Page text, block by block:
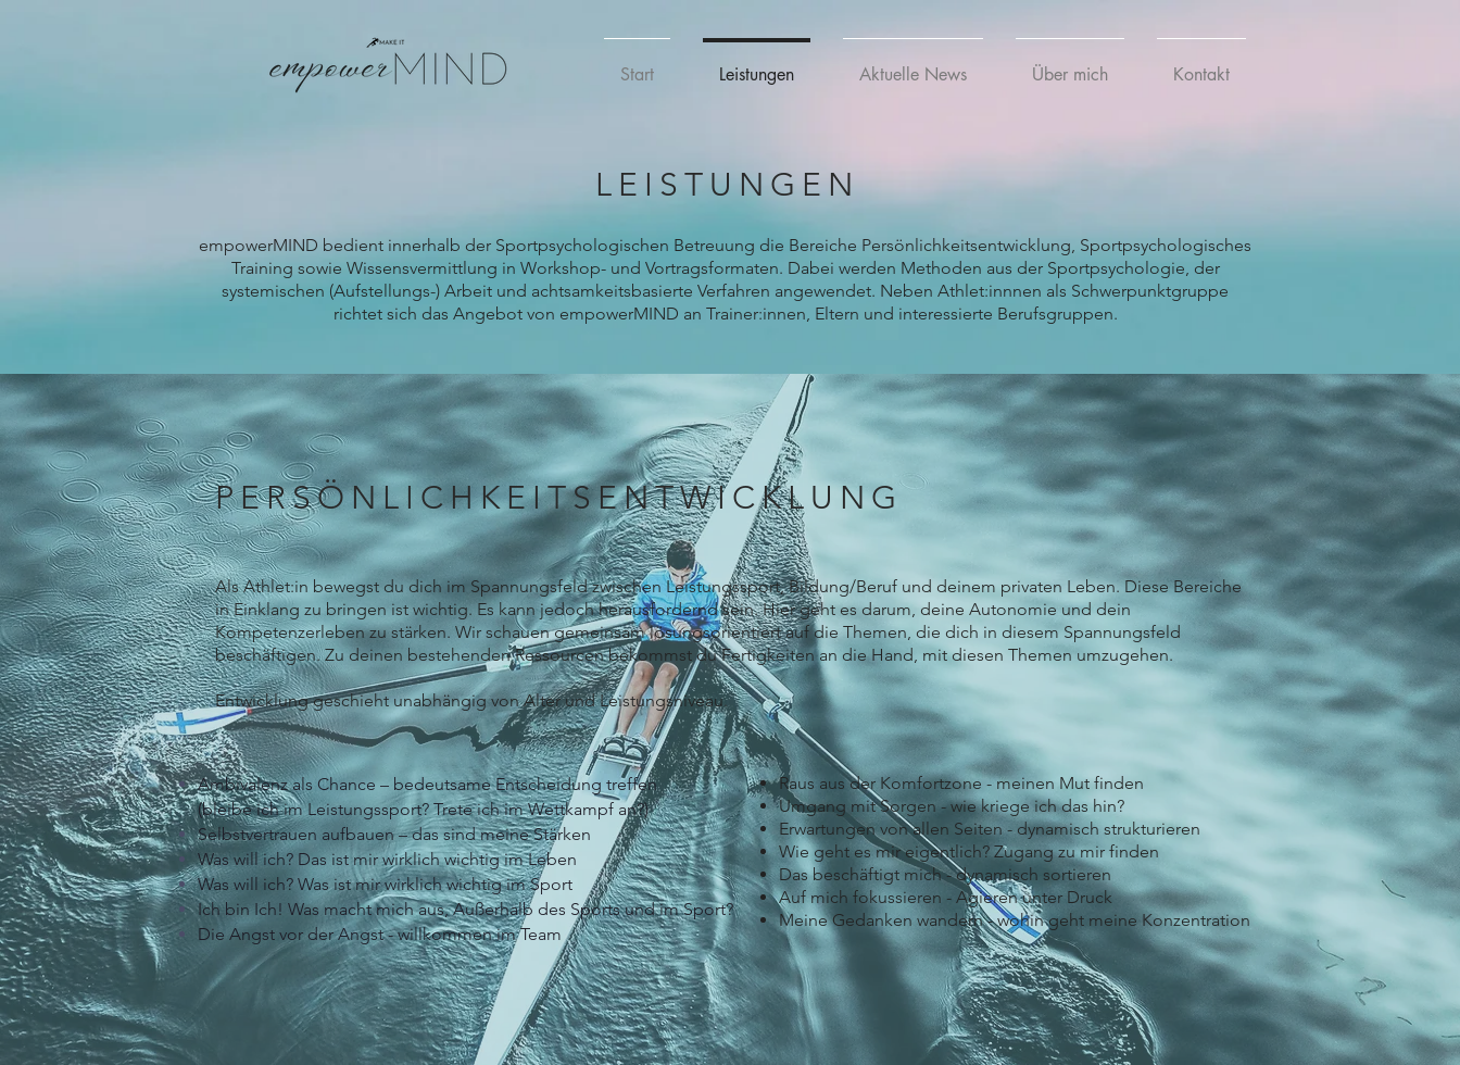
Start Leistungen Aktuelle News Über mich Kontakt
LEISTUNGEN
empowerMIND bedient innerhalb der Sportpsychologischen Betreuung die Bereiche Persönlichkeitsentwicklung, Sportpsychologisches
Training sowie Wissensvermittlung in Workshop- und Vortragsformaten. Dabei werden Methoden aus der Sportpsychologie, der
systemischen (Aufstellungs-) Arbeit und achtsamkeitsbasierte Verfahren angewendet. Neben Athlet:innnen als Schwerpunktgruppe
richtet sich das Angebot von empowerMIND an Trainer:innen, Eltern und interessierte Berufsgruppen.
Ambivalenz als Chance – bedeutsame Entscheidung treffen
(bleibe ich im Leistungssport? Trete ich im Wettkampf an?)
Selbstvertrauen aufbauen – das sind meine Stärken
Was will ich? Das ist mir wirklich wichtig im Leben
Was will ich? Was ist mir wirklich wichtig im Sport
Ich bin Ich! Was macht mich aus, Außerhalb des Sports und im Sport?
Die Angst vor der Angst - willkommen im Team
PERSÖNLICHKEITSENTWICKLUNG
Raus aus der Komfortzone - meinen Mut finden
Umgang mit Sorgen - wie kriege ich das hin?
Erwartungen von allen Seiten - dynamisch strukturieren
Wie geht es mir eigentlich? Zugang zu mir finden
Das beschäftigt mich - dynamisch sortieren
Auf mich fokussieren - Agieren unter Druck
Meine Gedanken wandern - wohin geht meine Konzentration
Als Athlet:in bewegst du dich im Spannungsfeld zwischen Leistungssport, Bildung/Beruf und deinem privaten Leben. Diese Bereiche
in Einklang zu bringen ist wichtig. Es kann jedoch herausfordernd sein. Hier geht es darum, deine Autonomie und dein
Kompetenzerleben zu stärken. Wir schauen gemeinsam lösungsorientiert auf die Themen, die dich in diesem Spannungsfeld
beschäftigen. Zu deinen bestehenden Ressourcen bekommst du Fertigkeiten an die Hand, mit diesen Themen umzugehen.
Entwicklung geschieht unabhängig von Alter und Leistungsniveau.